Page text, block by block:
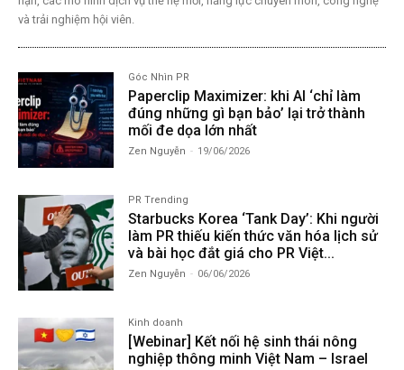
và trải nghiệm hội viên.
Góc Nhìn PR
Paperclip Maximizer: khi AI ‘chỉ làm
đúng những gì bạn bảo’ lại trở thành
mối đe dọa lớn nhất
Zen Nguyễn - 19/06/2026
PR Trending
Starbucks Korea ‘Tank Day’: Khi người
làm PR thiếu kiến thức văn hóa lịch sử
và bài học đắt giá cho PR Việt...
Zen Nguyễn - 06/06/2026
Kinh doanh
[Webinar] Kết nối hệ sinh thái nông
nghiệp thông minh Việt Nam – Israel